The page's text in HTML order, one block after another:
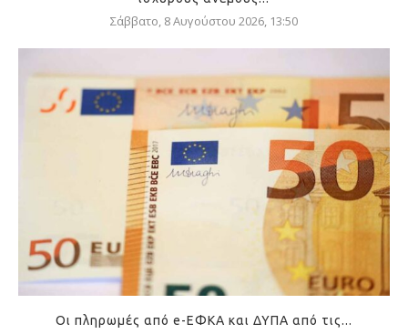
Σάββατο, 8 Αυγούστου 2026, 13:50
Οι πληρωμές από e-ΕΦΚΑ και ΔΥΠΑ από τις...